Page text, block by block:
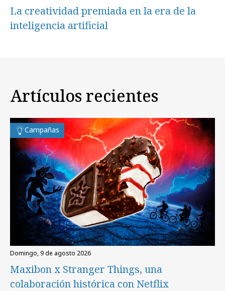
La creatividad premiada en la era de la
inteligencia artificial
Artículos recientes
Campañas
domingo, 9 de agosto 2026
Maxibon x Stranger Things, una
colaboración histórica con Netflix